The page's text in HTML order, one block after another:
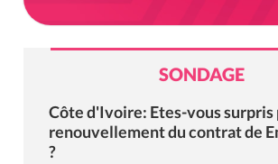
SONDAGE
Côte d'Ivoire: Etes-vous surpris
renouvellement du contrat de
?